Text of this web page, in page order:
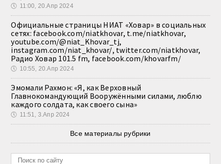
🕔 11:00, 20.Апр 2024
Официальные страницы НИАТ «Ховар» в социальных
сетях: facebook.com/niatkhovar, t.me/niatkhovar,
youtube.com/@niat_Khovar_tj,
instagram.com/niat_khovar/, twitter.com/niatkhovar,
Радио Ховар 101.5 fm, facebook.com/khovarfm/
🕔 10:55, 20.Апр 2024
Эмомали Рахмон: «Я, как Верховный
Главнокомандующий Вооружёнными силами, люблю
каждого солдата, как своего сына»
🕔 11:51, 3.Апр 2024
Все материалы рубрики